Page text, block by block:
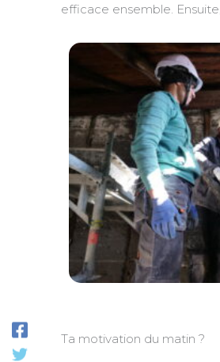
efficace ensemble.
Ta motivation du matin ?